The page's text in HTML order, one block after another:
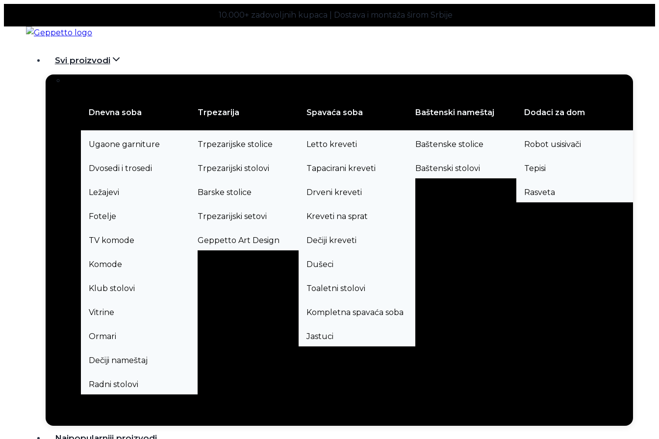
content
10.000+ zadovoljnih kupaca | Dostava i montaža širom Srbije
Svi proizvodi
Dnevna soba
Ugaone garniture
Dvosedi i trosedi
Ležajevi
Fotelje
TV komode
Komode
Klub stolovi
Vitrine
Ormari
Dečiji nameštaj
Radni stolovi
Trpezarija
Trpezarijske stolice
Trpezarijski stolovi
Barske stolice
Trpezarijski setovi
Geppetto Art Design
Spavaća soba
Letto kreveti
Tapacirani kreveti
Drveni kreveti
Kreveti na sprat
Dečiji kreveti
Dušeci
Toaletni stolovi
Kompletna spavaća soba
Jastuci
Baštenski nameštaj
Baštenske stolice
Baštenski stolovi
Dodaci za dom
Robot usisivači
Tepisi
Rasveta